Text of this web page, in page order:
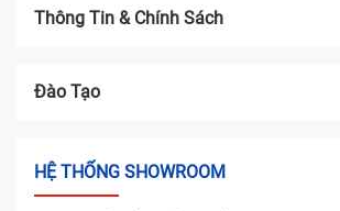
Thông Tin & Chính Sách
Đào Tạo
HỆ THỐNG SHOWROOM